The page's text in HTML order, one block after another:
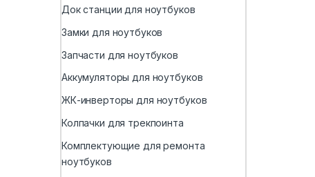
Док станции для ноутбуков
Замки для ноутбуков
Запчасти для ноутбуков
Аккумуляторы для ноутбуков
ЖК-инверторы для ноутбуков
Колпачки для трекпоинта
Комплектующие для ремонта
ноутбуков